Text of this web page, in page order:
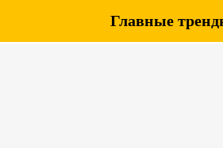
Главные